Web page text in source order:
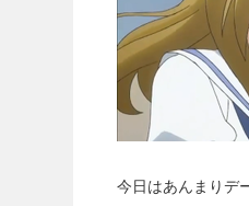
今日はあんまりデ